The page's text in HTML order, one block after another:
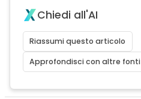
Chiedi all'AI
Riassumi questo articolo
Approfondisci con altre fonti